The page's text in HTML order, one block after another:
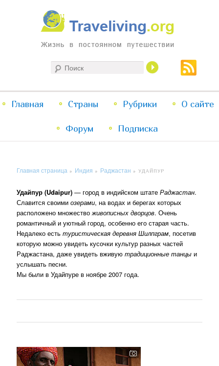
Traveliving
Жизнь в постоянном путешествии
меню
Перейти
к
Перейти
к
Главная Страны Рубрики О сайте
Форум Подписка
Главная страница » Индия » Раджастан »УДАЙПУР
Удайпур (Udaipur) — город в индийском штатеРаджастан.
Славится своимиозерами, на водах и берегах которых
расположено множествоживописных дворцов. Очень
романтичный и уютный город, особенно его старая часть.
Недалеко естьтуристическая деревня Шилпграм, посетив
которую можно увидеть кусочки культур разных частей
Раджастана, даже увидеть вживуютрадиционные танцы и
услышать песни.
Мы были в Удайпуре в ноябре 2007 года.